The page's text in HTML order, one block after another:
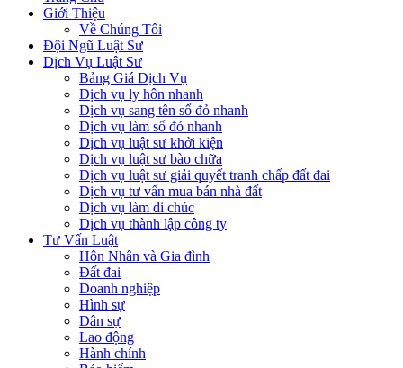
Giới Thiệu
Về Chúng Tôi
Đội Ngũ Luật Sư
Dịch Vụ Luật Sư
Bảng Giá Dịch Vụ
Dịch vụ ly hôn nhanh
Dịch vụ sang tên sổ đỏ nhanh
Dịch vụ làm sổ đỏ nhanh
Dịch vụ luật sư khởi kiện
Dịch vụ luật sư bào chữa
Dịch vụ luật sư giải quyết tranh chấp đất đai
Dịch vụ tư vấn mua bán nhà đất
Dịch vụ làm di chúc
Dịch vụ thành lập công ty
Tư Vấn Luật
Hôn Nhân và Gia đình
Đất đai
Doanh nghiệp
Hình sự
Dân sự
Lao động
Hành chính